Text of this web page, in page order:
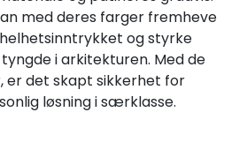
med deres farger fremheve
og styrke
i arkitekturen. Med de
er det skapt sikkerhet for
løsning i særklasse.